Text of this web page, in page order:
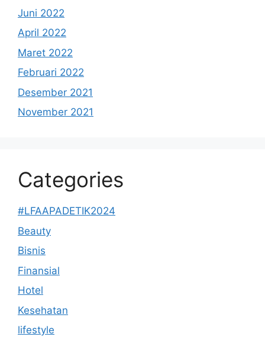
Juni 2022
April 2022
Maret 2022
Februari 2022
Desember 2021
November 2021
Categories
#LFAAPADETIK2024
Beauty
Bisnis
Finansial
Hotel
Kesehatan
lifestyle